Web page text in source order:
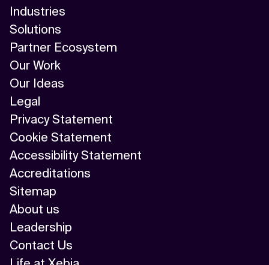
Industries
Solutions
Partner Ecosystem
Our Work
Our Ideas
Legal
Privacy Statement
Cookie Statement
Accessibility Statement
Accreditations
Sitemap
About us
Leadership
Contact Us